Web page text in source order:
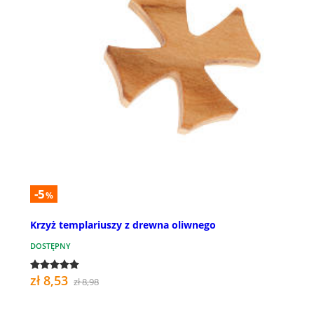
-5%
Krzyż templariuszy z drewna oliwnego
DOSTĘPNY
zł 8,53 zł 8,98